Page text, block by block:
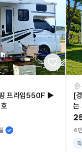
프라임550F ▶
[
4